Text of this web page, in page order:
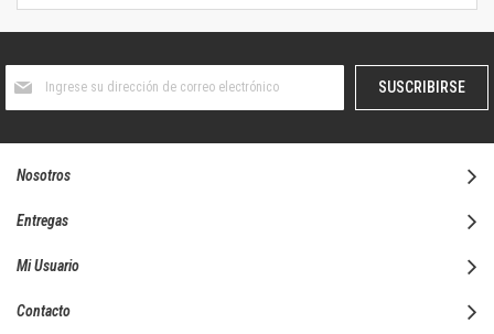
boletín
SUSCRIBIRSE
Nosotros
Entregas
Mi Usuario
Contacto